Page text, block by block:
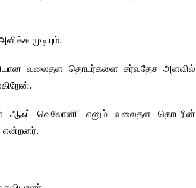
முடியும்.
வலைதள தொடர்களை சர்வதேச அளவில்
ஆஃப் வெலோனி’ எனும் வலைதள தொடரின்
என்றனர்.